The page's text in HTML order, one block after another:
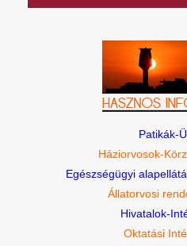
Patikák-
Háziorvosok-
Egészségügyi
Állatorvosi
Hivatalok-
Oktatási